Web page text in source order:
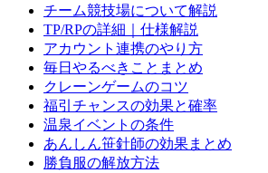
チーム競技場について解説
TP/RPの詳細｜仕様解説
アカウント連携のやり方
毎日やるべきことまとめ
クレーンゲームのコツ
福引チャンスの効果と確率
温泉イベントの条件
あんしん笹針師の効果まとめ
勝負服の解放方法